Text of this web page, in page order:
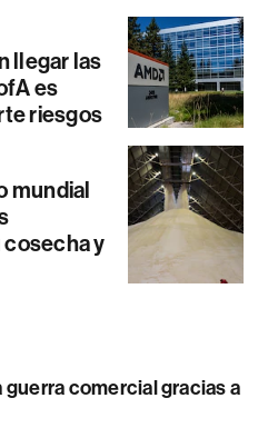
llegar las
es
riesgos
mundial
y
comercial gracias a